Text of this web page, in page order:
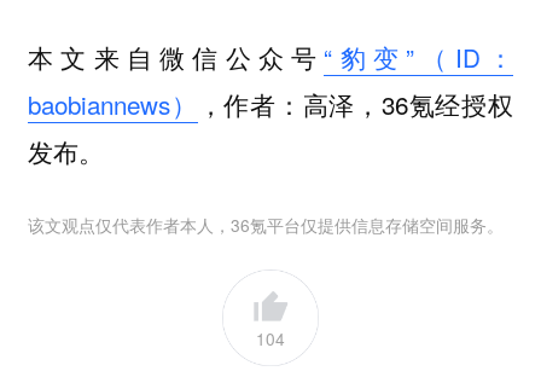
本文来自微信公众号 “豹变”（ID：
baobiannews）
，作者：高泽，36氪经授权
发布。
该文观点仅代表作者本人，36氪平台仅提供信息存储空间服务。
104